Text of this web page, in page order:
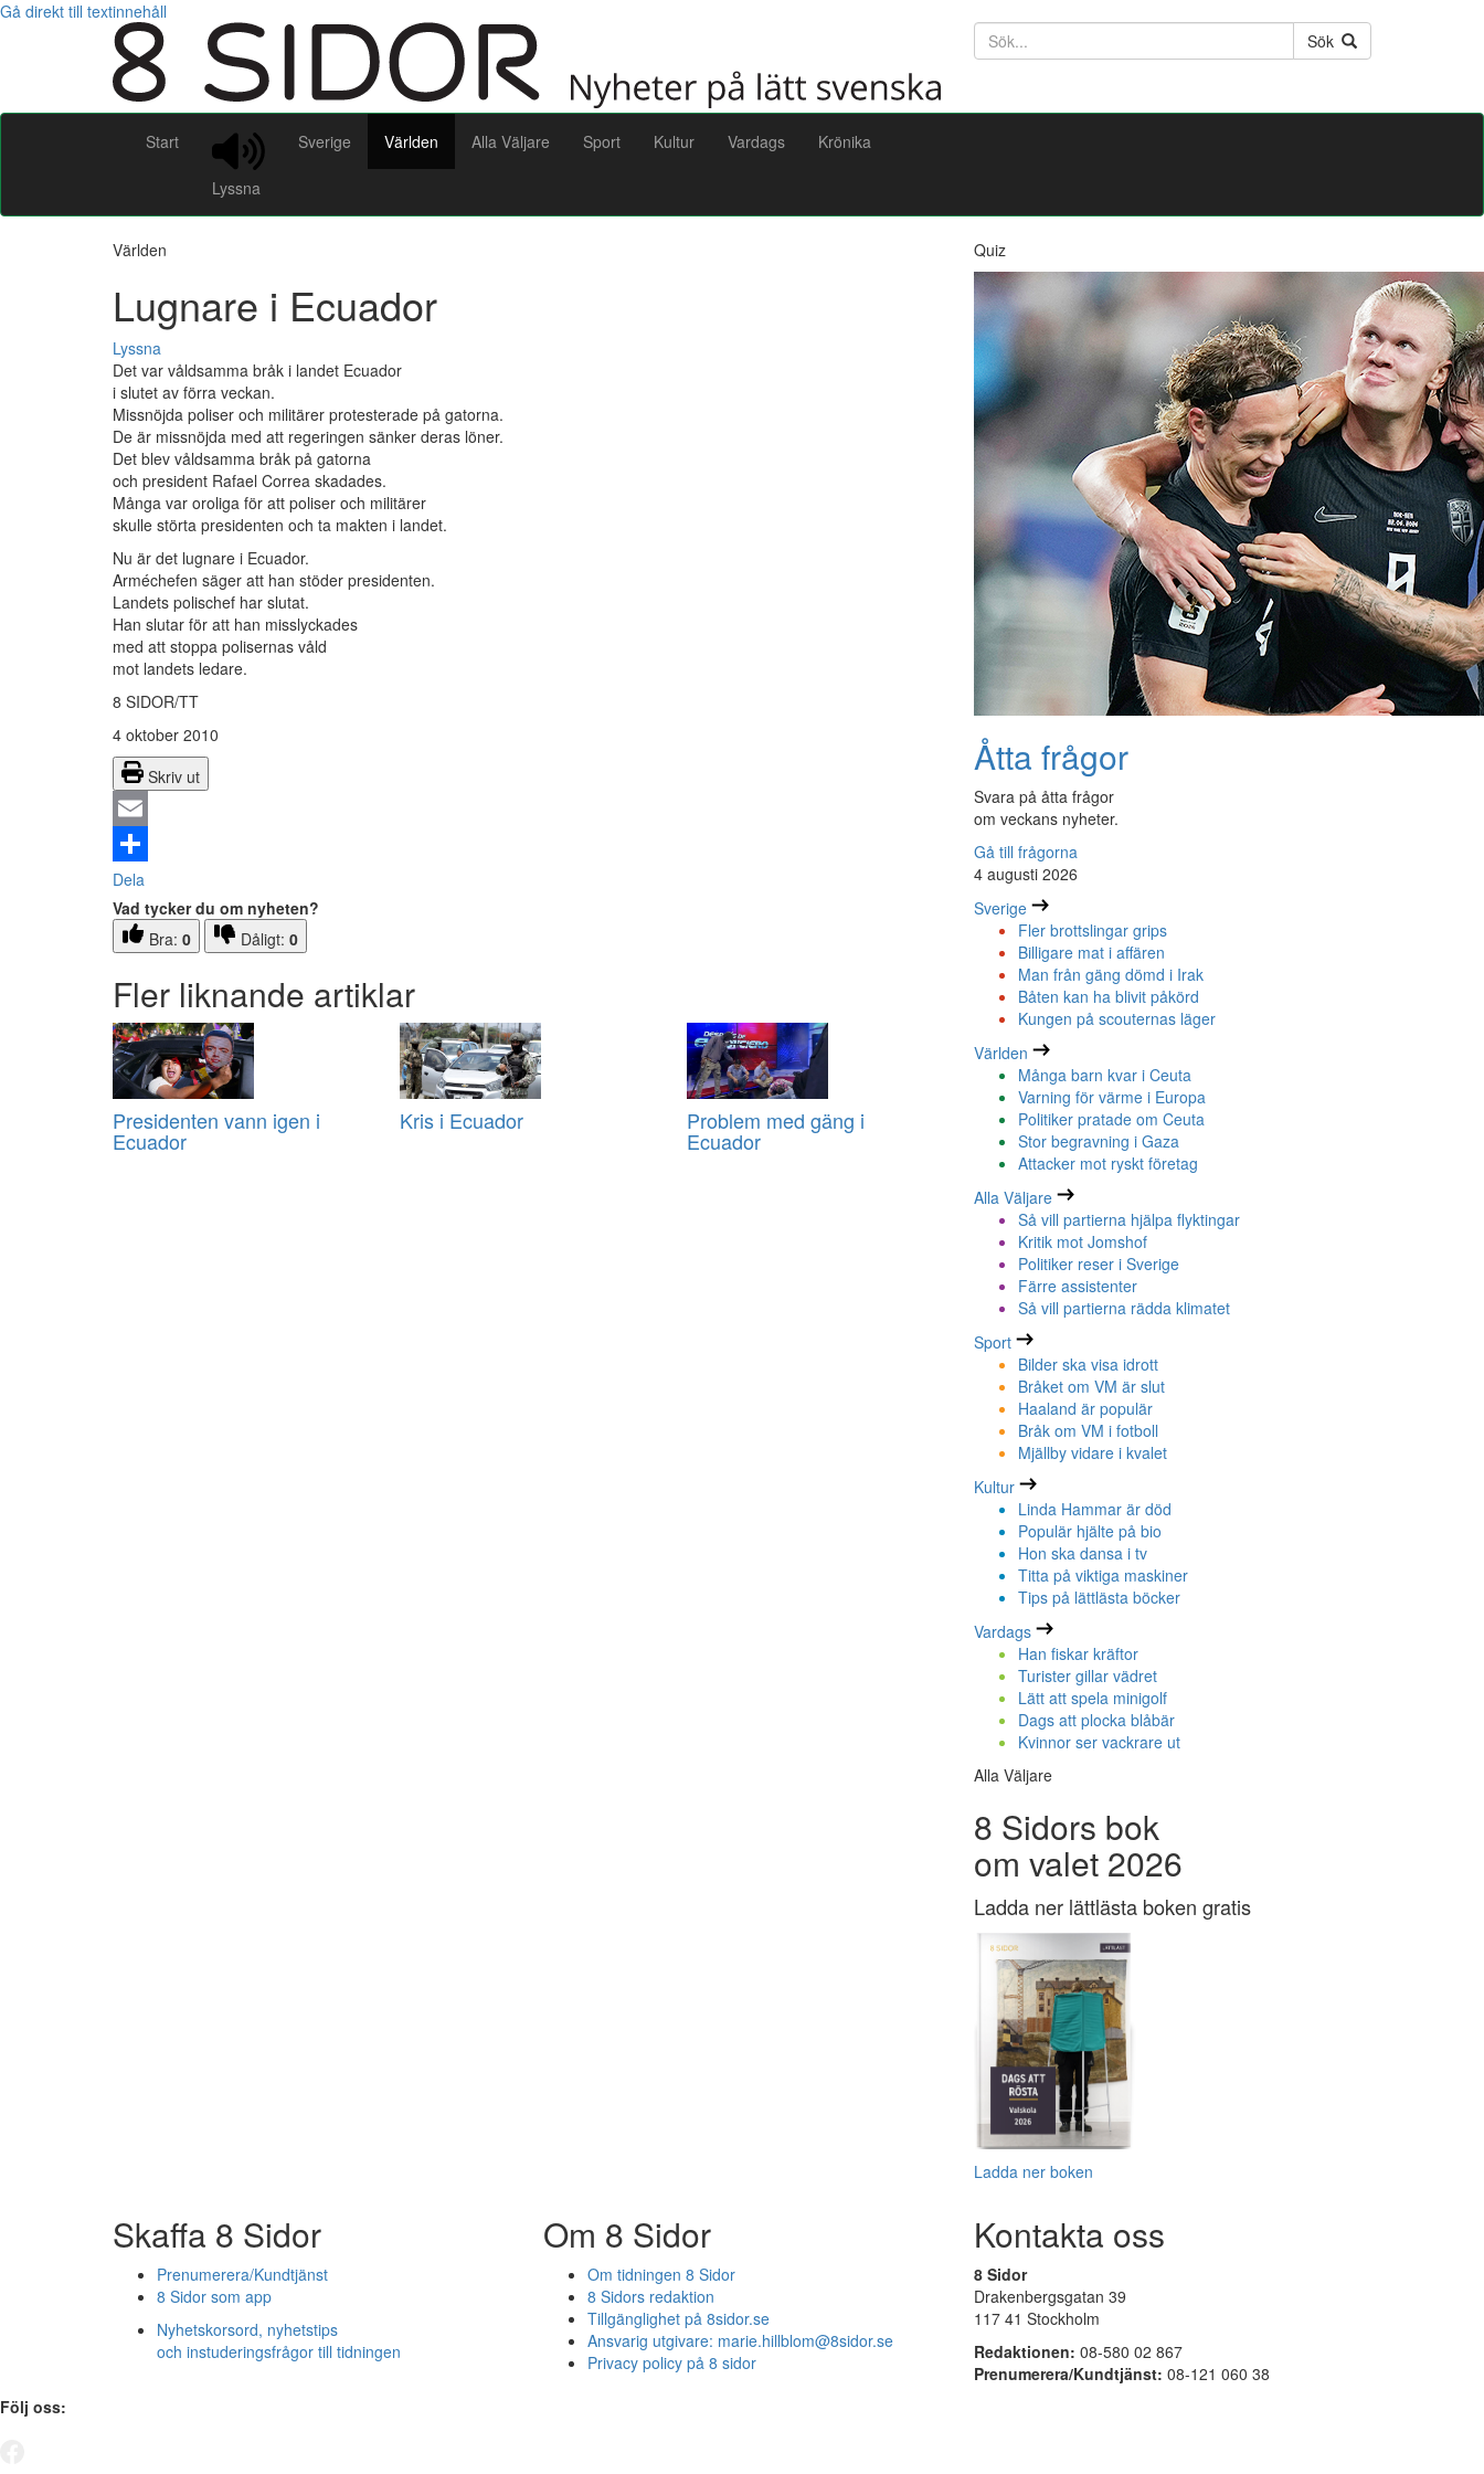
Gå direkt till textinnehåll
Söktext
Sök
Start
Lyssna
Sverige Världen Alla Väljare Sport Kultur Vardags Krönika
Världen
Lugnare i Ecuador
Lyssna
Det var våldsamma bråk i landet Ecuador
i slutet av förra veckan.
Missnöjda poliser och militärer protesterade på gatorna.
De är missnöjda med att regeringen sänker deras löner.
Det blev våldsamma bråk på gatorna
och president Rafael Correa skadades.
Många var oroliga för att poliser och militärer
skulle störta presidenten och ta makten i landet.
Nu är det lugnare i Ecuador.
Arméchefen säger att han stöder presidenten.
Landets polischef har slutat.
Han slutar för att han misslyckades
med att stoppa polisernas våld
mot landets ledare.
8 SIDOR/TT
4 oktober 2010
Skriv ut
Email
Dela
Vad tycker du om nyheten?
Bra: 0 Dåligt: 0
Fler liknande artiklar
Presidenten vann igen i
Ecuador
Kris i Ecuador Problem med gäng i
Ecuador
Quiz
Åtta frågor
Svara på åtta frågor
om veckans nyheter.
Gå till frågorna
4 augusti 2026
Sverige
Fler brottslingar grips
Billigare mat i affären
Man från gäng dömd i Irak
Båten kan ha blivit påkörd
Kungen på scouternas läger
Världen
Många barn kvar i Ceuta
Varning för värme i Europa
Politiker pratade om Ceuta
Stor begravning i Gaza
Attacker mot ryskt företag
Alla Väljare
Så vill partierna hjälpa flyktingar
Kritik mot Jomshof
Politiker reser i Sverige
Färre assistenter
Så vill partierna rädda klimatet
Sport
Bilder ska visa idrott
Bråket om VM är slut
Haaland är populär
Bråk om VM i fotboll
Mjällby vidare i kvalet
Kultur
Linda Hammar är död
Populär hjälte på bio
Hon ska dansa i tv
Titta på viktiga maskiner
Tips på lättlästa böcker
Vardags
Han fiskar kräftor
Turister gillar vädret
Lätt att spela minigolf
Dags att plocka blåbär
Kvinnor ser vackrare ut
Alla Väljare
8 Sidors bok
om valet 2026
Ladda ner lättlästa boken gratis
Ladda ner boken
Skaffa 8 Sidor
Prenumerera/Kundtjänst
8 Sidor som app
Nyhetskorsord, nyhetstips
och instuderingsfrågor till tidningen
Om 8 Sidor
Om tidningen 8 Sidor
8 Sidors redaktion
Tillgänglighet på 8sidor.se
Ansvarig utgivare: marie.hillblom@8sidor.se
Privacy policy på 8 sidor
Kontakta oss
8 Sidor
Drakenbergsgatan 39
117 41 Stockholm
Redaktionen: 08-580 02 867
Prenumerera/Kundtjänst: 08-121 060 38
Följ oss: